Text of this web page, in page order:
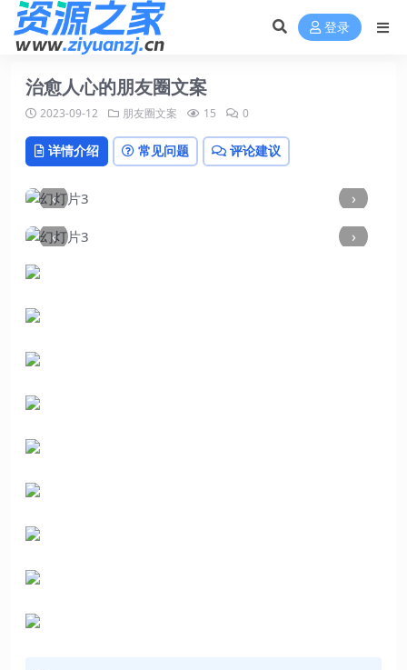
登录
治愈人心的朋友圈文案
2023-09-12 朋友圈文案 15 0
详情介绍 常见问题 评论建议
‹
›
‹
›